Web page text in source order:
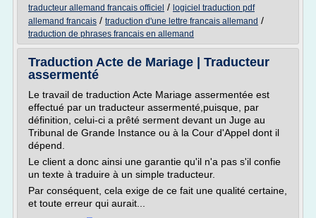
traducteur allemand francais officiel / logiciel traduction pdf
allemand francais / traduction d'une lettre francais allemand /
traduction de phrases francais en allemand
Traduction Acte de Mariage | Traducteur
assermenté
Le travail de traduction Acte Mariage assermentée est
effectué par un traducteur assermenté,puisque, par
définition, celui-ci a prêté serment devant un Juge au
Tribunal de Grande Instance ou à la Cour d'Appel dont il
dépend.
Le client a donc ainsi une garantie qu'il n'a pas s'il confie
un texte à traduire à un simple traducteur.
Par conséquent, cela exige de ce fait une qualité certaine,
et toute erreur qui aurait...